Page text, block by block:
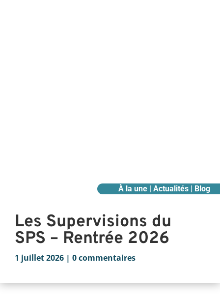
À la une | Actualités | Blog
Les Supervisions du
SPS – Rentrée 2026
1 juillet 2026 | 0 commentaires